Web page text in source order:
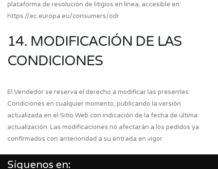
plataforma de resolución de litigios en línea, accesible en:
https://ec.europa.eu/consumers/odr
14. MODIFICACIÓN DE LAS
CONDICIONES
El Vendedor se reserva el derecho a modificar las presentes
Condiciones en cualquier momento, publicando la versión
actualizada en el Sitio Web con indicación de la fecha de última
actualización. Las modificaciones no afectarán a los pedidos ya
confirmados con anterioridad a su entrada en vigor.
Síguenos en: